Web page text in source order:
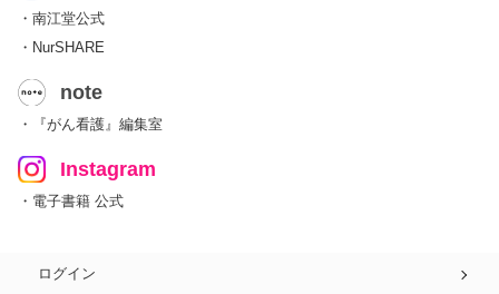
・南江堂公式
・NurSHARE
note
・『がん看護』編集室
Instagram
・電子書籍 公式
ログイン